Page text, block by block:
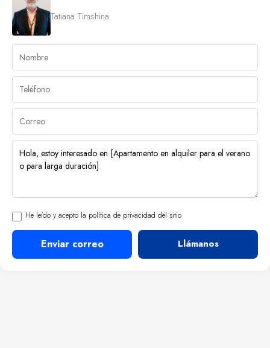
Tatiana Timshina
He leído y acepto la política de privacidad del sitio
Enviar correo Llámanos